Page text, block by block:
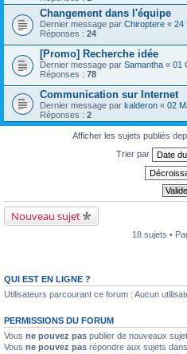
Changement dans l'équipe
Dernier message par Chiroptere « 24
Réponses : 24
[Promo] Recherche idée
Dernier message par Samantha « 01
Réponses : 78
Communication sur Internet
Dernier message par kalderon « 02
Réponses : 2
Afficher les sujets publiés
Trier par
Nouveau sujet
18 sujets •
QUI EST EN LIGNE ?
Utilisateurs parcourant ce forum : Aucun
PERMISSIONS DU FORUM
Vous ne pouvez pas publier de nouveaux
Vous ne pouvez pas répondre aux sujets